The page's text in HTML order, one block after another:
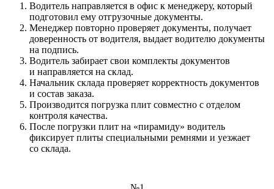
Водитель направляется в офис к менеджеру, который
подготовил ему отгрузочные документы.
Менеджер повторно проверяет документы, получает
доверенность от водителя, выдает водителю документы
на подпись.
Водитель забирает свои комплекты документов
и направляется на склад.
Начальник склада проверяет корректность документов
и состав заказа.
Производится погрузка плит совместно с отделом
контроля качества.
После погрузки плит на «пирамиду» водитель
фиксирует плиты специальными ремнями и уезжает
со склада.